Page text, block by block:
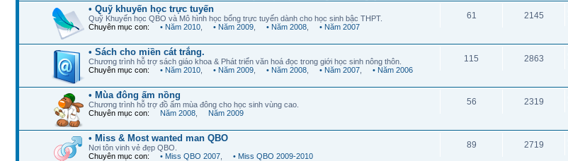
• Quỹ khuyến học trực tuyến
Quỹ Khuyến học QBO và Mô hình học bổng trực tuyến dành cho học sinh bậc THPT.
Chuyên mục con:
• Năm 2010 • Năm 2009 • Năm 2008 • Năm 2007
61 2145
• Sách cho miền cát trắng.
Chương trình hỗ trợ sách giáo khoa & Phát triển văn hoá đọc trong giới học sinh nông thôn.
Chuyên mục con:
• Năm 2010 • Năm 2009 • Năm 2008 • Năm 2007 • Năm 2006
115 2863
• Mùa đông ấm nồng
Chương trình hỗ trợ đồ ấm mùa đông cho học sinh vùng cao.
Chuyên mục con:
Năm 2008 Năm 2009
56 2319
• Miss & Most wanted man QBO
Nơi tôn vinh vẻ đẹp QBO.
Chuyên mục con:
• Miss QBO 2007 • Miss QBO 2009-2010
89 2719